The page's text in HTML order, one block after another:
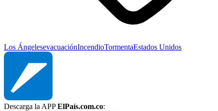
Los ÁngelesevacuaciónIncendioTormentaEstados Unidos
Descarga la APPElPaís.com.co: